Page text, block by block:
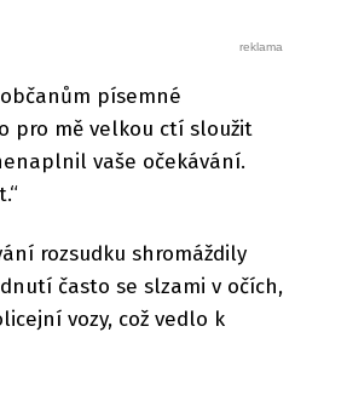
písemné
pro mě velkou ctí sloužit
vaše očekávání.
rozsudku shromáždily
často se slzami v očích,
vozy, což vedlo k